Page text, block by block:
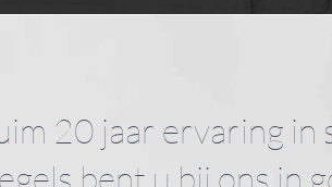
20 jaar ervaring in
bent u bij ons in